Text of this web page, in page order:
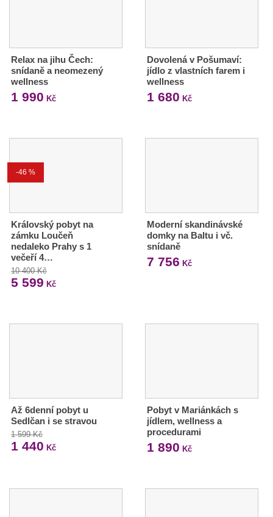
Relax na jihu Čech:
snídaně a neomezený
wellness
1 990 Kč
Dovolená v Pošumaví:
jídlo z vlastních farem i
wellness
1 680 Kč
-46 %
Královský pobyt na
zámku Loučeň
nedaleko Prahy s 1
večeří 4…
10 400 Kč
5 599 Kč
Moderní skandinávské
domky na Baltu i vč.
snídaně
7 756 Kč
Až 6denní pobyt u
Sedlčan i se stravou
1 599 Kč
1 440 Kč
Pobyt v Mariánkách s
jídlem, wellness a
procedurami
1 890 Kč